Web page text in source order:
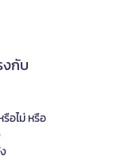
กับ
อไม่ หรือ